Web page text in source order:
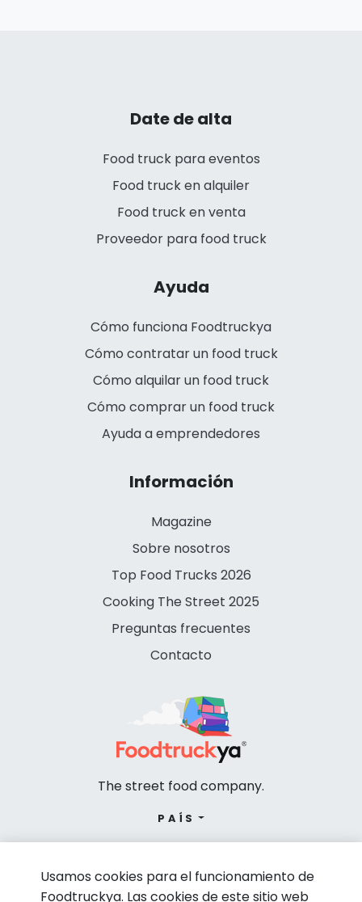
Date de alta
Food truck para eventos
Food truck en alquiler
Food truck en venta
Proveedor para food truck
Ayuda
Cómo funciona Foodtruckya
Cómo contratar un food truck
Cómo alquilar un food truck
Cómo comprar un food truck
Ayuda a emprendedores
Información
Magazine
Sobre nosotros
Top Food Trucks 2026
Cooking The Street 2025
Preguntas frecuentes
Contacto
The street food company.
PAÍS
Usamos cookies para el funcionamiento de
Foodtruckya. Las cookies de este sitio web